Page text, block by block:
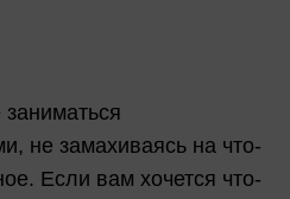
не замахиваясь на что-
Если вам хочется что-